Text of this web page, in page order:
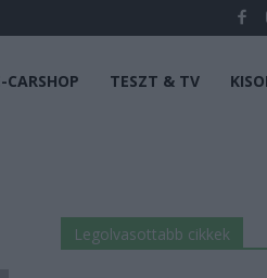
CARSHOP TESZT & TV
Legolvasottabb cikkek